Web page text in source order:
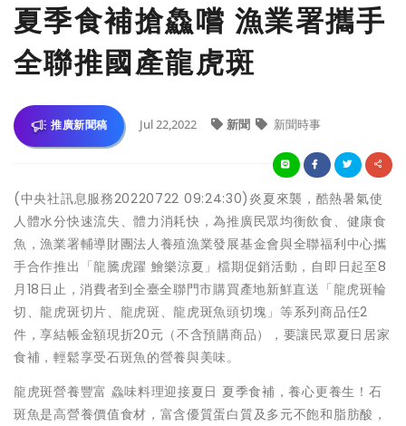
夏季食補搶鱻嚐 漁業署攜手
全聯推國產龍虎斑
推廣新聞稿 Jul 22,2022 新聞 新聞時事
(中央社訊息服務20220722 09:24:30)炎夏來襲，酷熱暑氣使
人體水分快速流失、體力消耗快，為推廣民眾均衡飲食、健康食
魚，漁業署輔導財團法人養殖漁業發展基金會與全聯福利中心攜
手合作推出「龍騰虎躍 鱠樂涼夏」檔期促銷活動，自即日起至8
月18日止，消費者到全臺全聯門市購買產地新鮮直送「龍虎斑輪
切、龍虎斑切片、龍虎斑、龍虎斑魚頭切塊」等系列商品任2
件，享結帳金額現折20元（不含預購商品），要讓民眾夏日居家
食補，輕鬆享受石斑魚的營養與美味。
龍虎斑營養豐富 鱻味料理迎接夏日 夏季食補，養心更養生！石
斑魚是高營養價值食材，富含優質蛋白質及多元不飽和脂肪酸，